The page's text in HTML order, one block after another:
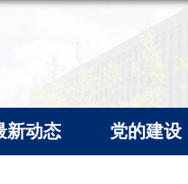
新动态 党的建设